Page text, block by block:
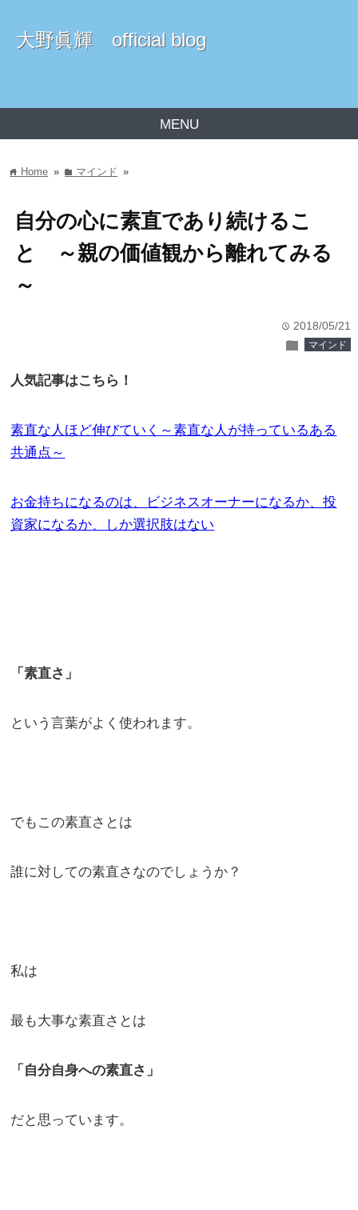
大野眞輝 official blog
MENU
home Home » folder マインド »
自分の心に素直であり続けるこ
と ～親の価値観から離れてみる
～
time 2018/05/21
folder マインド
人気記事はこちら！
素直な人ほど伸びていく～素直な人が持っているある
共通点～
お金持ちになるのは、ビジネスオーナーになるか、投
資家になるか、しか選択肢はない
「素直さ」
という言葉がよく使われます。
でもこの素直さとは
誰に対しての素直さなのでしょうか？
私は
最も大事な素直さとは
「自分自身への素直さ」
だと思っています。